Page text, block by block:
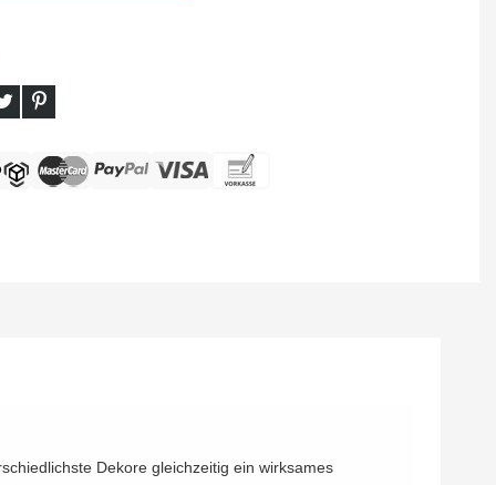
Dekore gleichzeitig ein wirksames